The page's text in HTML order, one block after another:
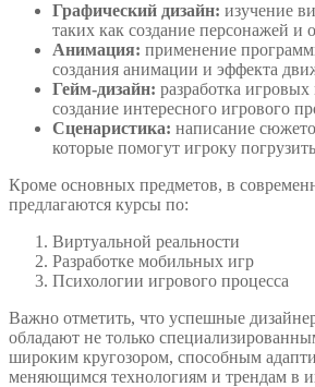
Графический дизайн: изучение
таких как создание персонажей и
Анимация: применение
создания анимации и эффекта
Гейм-дизайн: разработка
создание интересного игрового
Сценаристика: написание
которые помогут игроку
Кроме основных предметов, в
предлагаются курсы по:
Виртуальной реальности
Разработке мобильных игр
Психологии игрового процесса
Важно отметить, что успешные
обладают не только
широким кругозором, способным
меняющимся технологиям и трендам в